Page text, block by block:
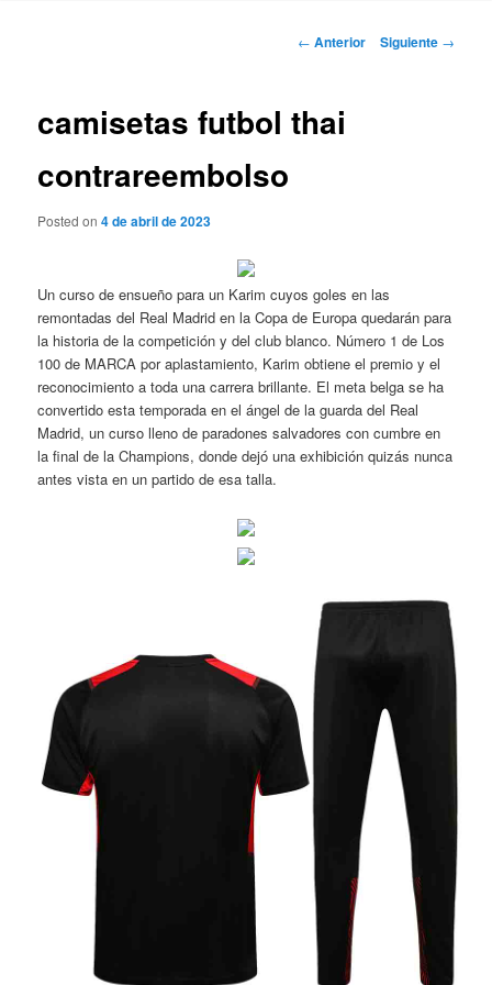
Navegación
← Anterior Siguiente →
camisetas futbol thai
contrareembolso
Posted on4 de abril de 2023
Un curso de ensueño para un Karim cuyos goles en las
remontadas del Real Madrid en la Copa de Europa quedarán para
la historia de la competición y del club blanco. Número 1 de Los
100 de MARCA por aplastamiento, Karim obtiene el premio y el
reconocimiento a toda una carrera brillante. El meta belga se ha
convertido esta temporada en el ángel de la guarda del Real
Madrid, un curso lleno de paradones salvadores con cumbre en
la final de la Champions, donde dejó una exhibición quizás nunca
antes vista en un partido de esa talla.